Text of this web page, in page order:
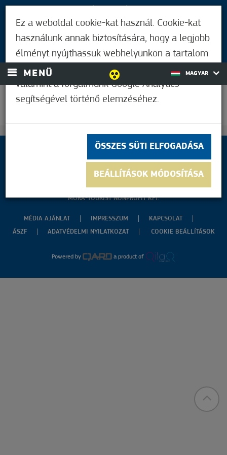
BEJELENTKEZÉS
MENÜ MAGYAR
Ez a weboldal cookie-kat használ. Cookie-kat
használunk annak biztosítására, hogy a legjobb
élményt nyújthassuk webhelyünkön a tartalom
és a hirdetések személyre szabásához,
valamint a forgalmunk Google Analytics
segítségével történő elemzéséhez.
ÖSSZES SÜTI ELFOGADÁSA
BEÁLLÍTÁSOK MÓDOSÍTÁSA
COPYRIGHT 2020
MÓRA-TOURIST NONPROFIT KFT.
MÉDIA AJÁNLAT IMPRESSZUM
KAPCSOLAT
ÁSZF
ADATVÉDELMI NYILATKOZAT COOKIE BEÁLLÍTÁSOK
Powered by a product of